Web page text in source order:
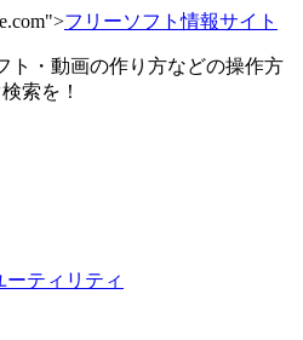
フリーソフト情報サイト
ト・動画の作り方などの操作方
索を！
ーティリティ